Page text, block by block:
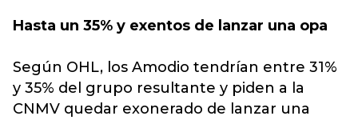
Hasta un 35% y exentos de lanzar una opa
Según OHL, los Amodio tendrían entre 31%
y 35% del grupo resultante y piden a la
CNMV quedar exonerado de lanzar una